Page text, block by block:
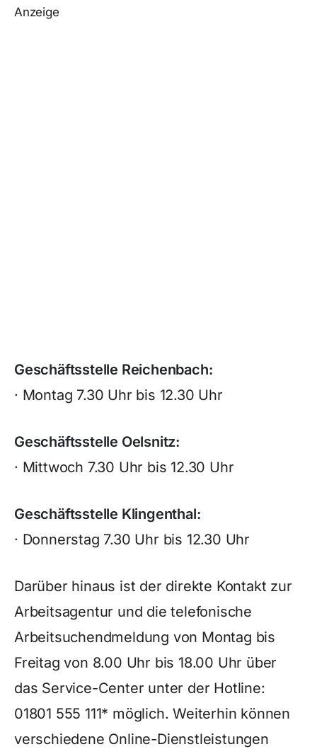
Anzeige
Geschäftsstelle Reichenbach:
· Montag 7.30 Uhr bis 12.30 Uhr
Geschäftsstelle Oelsnitz:
· Mittwoch 7.30 Uhr bis 12.30 Uhr
Geschäftsstelle Klingenthal:
· Donnerstag 7.30 Uhr bis 12.30 Uhr
Darüber hinaus ist der direkte Kontakt zur
Arbeitsagentur und die telefonische
Arbeitsuchendmeldung von Montag bis
Freitag von 8.00 Uhr bis 18.00 Uhr über
das Service-Center unter der Hotline:
01801 555 111* möglich. Weiterhin können
verschiedene Online-Dienstleistungen